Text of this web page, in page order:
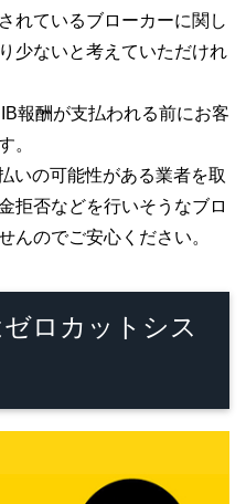
れているブローカーに関し
少ないと考えていただけれ
報酬が支払われる前にお客
。
いの可能性がある業者を取
拒否などを行いそうなブロ
んのでご安心ください。
ロカットシス